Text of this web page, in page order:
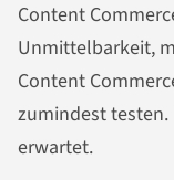
Content
Unmittelbarkeit,
Content
zumindest testen.
erwartet.